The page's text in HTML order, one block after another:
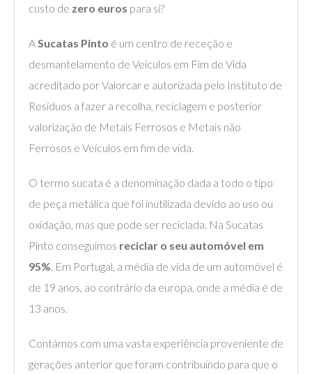
custo de zero euros para si?
ASucatas Pinto é um centro de receção e
desmantelamento de Veículos em Fim de Vida
acreditado por Valorcar e autorizada pelo Instituto de
Resíduos a fazer a recolha, reciclagem e posterior
valorização de Metais Ferrosos e Metais não
Ferrosos e Veículos em fim de vida.
O termo sucata é a denominação dada a todo o tipo
de peça metálica que foi inutilizada devido ao uso ou
oxidação, mas que pode ser reciclada. Na Sucatas
Pinto conseguimos reciclar o seu automóvel em
95%. Em Portugal, a média de vida de um automóvel é
de 19 anos, ao contrário da europa, onde a média é de
13 anos.
Contámos com uma vasta experiência proveniente de
gerações anterior que foram contribuindo para que o